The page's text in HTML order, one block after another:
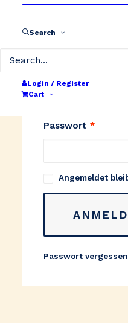
Search
Login / Register
Cart
Anmelden
Passwort *
Angemeldet
Passwort